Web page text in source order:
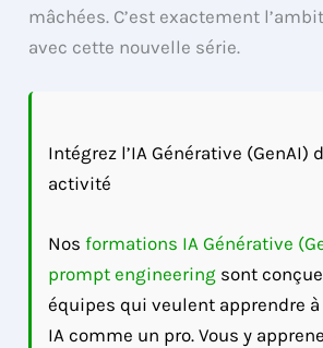
mâchées. C’est exactement
avec cette nouvelle série.
Intégrez l’IA Générative (GenAI)
activité
Nosformations IA Générative
prompt engineering sont
équipes qui veulent apprendre
IA comme un pro. Vous y